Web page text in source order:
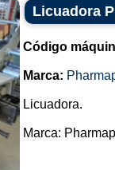
Licuadora
Código
Marca:
Licuadora.
Marca: